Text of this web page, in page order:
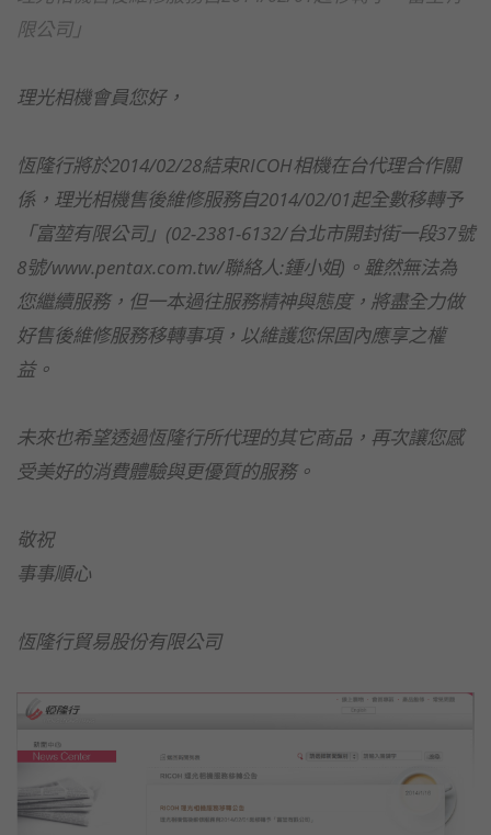
限公司」
理光相機會員您好，
恆隆行將於2014/02/28結束RICOH相機在台代理合作關
係，理光相機售後維修服務自2014/02/01起全數移轉予
「富堃有限公司」(02-2381-6132/台北市開封街一段37號
8號/www.pentax.com.tw/聯絡人:鍾小姐)。雖然無法為
您繼續服務，但一本過往服務精神與態度，將盡全力做
好售後維修服務移轉事項，以維護您保固內應享之權
益。
未來也希望透過恆隆行所代理的其它商品，再次讓您感
受美好的消費體驗與更優質的服務。
敬祝
事事順心
恆隆行貿易股份有限公司